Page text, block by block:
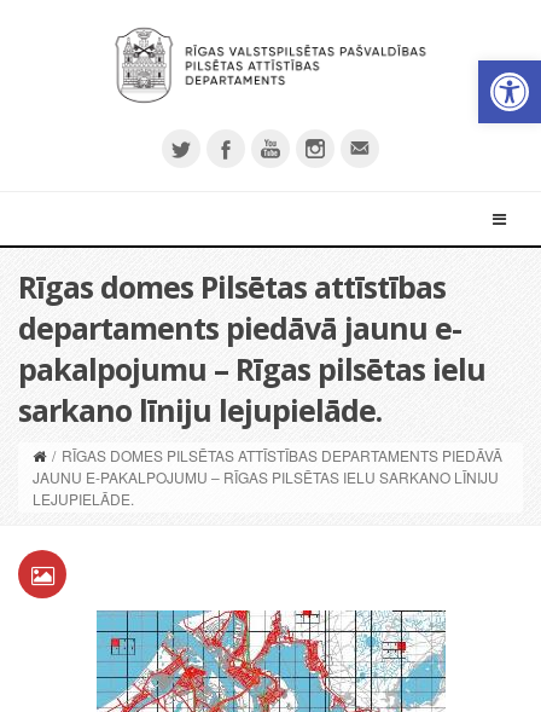
Rīgas domes Pilsētas attīstības
departaments piedāvā jaunu e-
pakalpojumu – Rīgas pilsētas ielu
sarkano līniju lejupielāde.
/ RĪGAS DOMES PILSĒTAS ATTĪSTĪBAS DEPARTAMENTS PIEDĀVĀ
JAUNU E-PAKALPOJUMU – RĪGAS PILSĒTAS IELU SARKANO LĪNIJU
LEJUPIELĀDE.